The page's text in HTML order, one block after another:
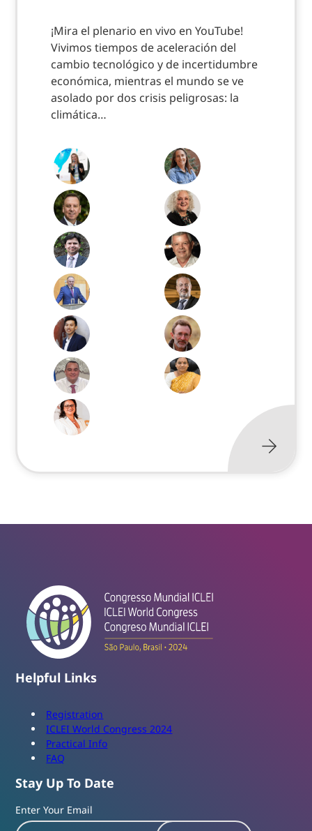
¡Mira el plenario en vivo en YouTube!
Vivimos tiempos de aceleración del
cambio tecnológico y de incertidumbre
económica, mientras el mundo se ve
asolado por dos crisis peligrosas: la
climática…
Helpful Links
Registration
ICLEI World Congress 2024
Practical Info
FAQ
Stay Up To Date
Enter Your Email